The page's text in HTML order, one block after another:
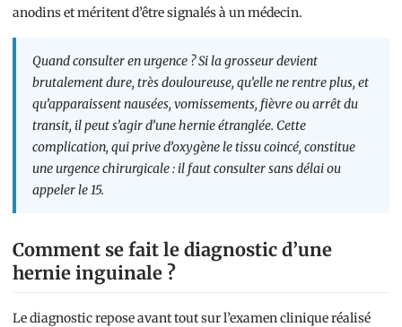
anodins et méritent d’être signalés à un médecin.
Quand consulter en urgence ? Si la grosseur devient
brutalement dure, très douloureuse, qu’elle ne rentre plus, et
qu’apparaissent nausées, vomissements, fièvre ou arrêt du
transit, il peut s’agir d’une hernie étranglée. Cette
complication, qui prive d’oxygène le tissu coincé, constitue
une urgence chirurgicale : il faut consulter sans délai ou
appeler le 15.
Comment se fait le diagnostic d’une
hernie inguinale ?
Le diagnostic repose avant tout sur l’examen clinique réalisé